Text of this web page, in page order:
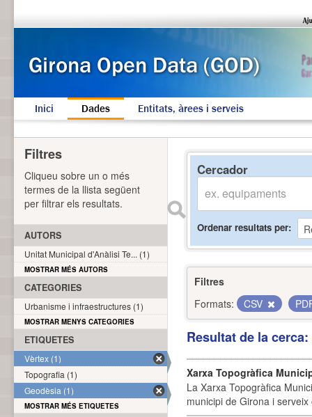
Inici Dades Entitats, àrees i serveis
Cercador
Ordenar resultats per
Filtres
Formats:
CSV
Resultat de la
Xarxa Topogràfica
La Xarxa Topogràfica
municipi de Girona i
Filtres
Cliqueu sobre un o més
termes de la llista següent
per filtrar els resultats.
AUTORS
Unitat Municipal d'Anàlisi Te... (1)
MOSTRAR MÉS AUTORS
CATEGORIES
Urbanisme i infraestructures (1)
MOSTRAR MENYS CATEGORIES
ETIQUETES
Vèrtex (1)
Topografia (1)
Geodèsia (1)
MOSTRAR MÉS ETIQUETES